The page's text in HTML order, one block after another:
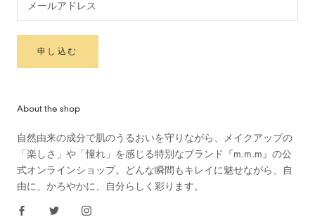
申し込む
About the shop
自然由来の成分で肌のうるおいを守りながら、メイクアップの
「楽しさ」や「憧れ」を感じる特別なブランド『m.m.m』の公
式オンラインショップ。どんな瞬間もキレイに魅せながら、自
由に、かろやかに、自分らしく彩ります。